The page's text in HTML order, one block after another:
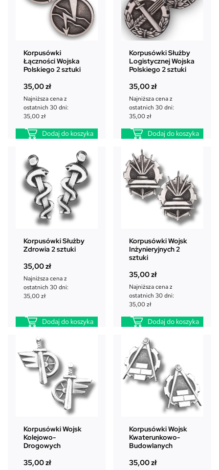
Korpusówki
Łączności Wojska
Polskiego 2 sztuki
35,00zł
Najniższa cena z
ostatnich 30 dni:
35,00zł
Dodaj do koszyka
Korpusówki Służby
Logistycznej Wojska
Polskiego 2 sztuki
35,00zł
Najniższa cena z
ostatnich 30 dni:
35,00zł
Dodaj do koszyka
Korpusówki Służby
Zdrowia 2 sztuki
35,00zł
Najniższa cena z
ostatnich 30 dni:
35,00zł
Dodaj do koszyka
Korpusówki Wojsk
Inżynieryjnych 2
sztuki
35,00zł
Najniższa cena z
ostatnich 30 dni:
35,00zł
Dodaj do koszyka
Korpusówki Wojsk
Kolejowo-
Drogowych
35,00zł
Korpusówki Wojsk
Kwaterunkowo-
Budowlanych
35,00zł